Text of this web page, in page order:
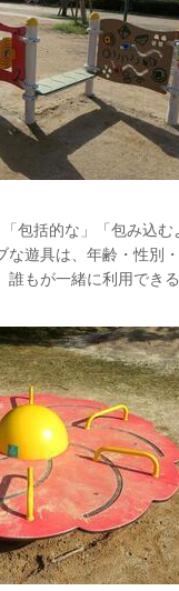
包括的な」「包み込
な遊具は、年齢・性別
誰もが一緒に利用でき